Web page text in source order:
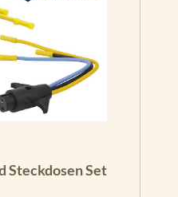
Steckdosen Set